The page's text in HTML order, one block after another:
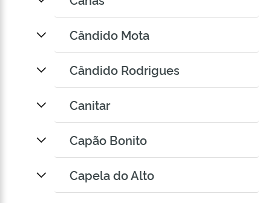
Cândido Mota
Cândido Rodrigues
Canitar
Capão Bonito
Capela do Alto